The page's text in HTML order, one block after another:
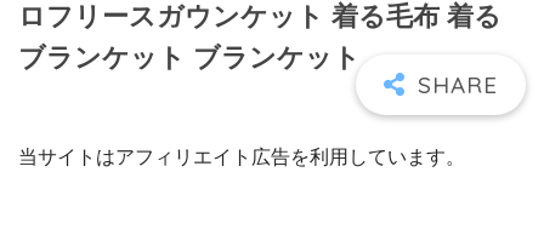
ロフリースガウンケット 着る毛布 着る
ブランケット ブランケット
当サイトはアフィリエイト広告を利用しています。